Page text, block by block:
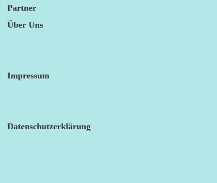
Partner
Über Uns
Impressum
Datenschutzerklärung